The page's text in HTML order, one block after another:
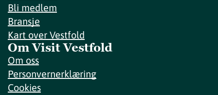
Bli medlem
Bransje
Kart over Vestfold
Om Visit Vestfold
Om oss
Personvernerklæring
Cookies